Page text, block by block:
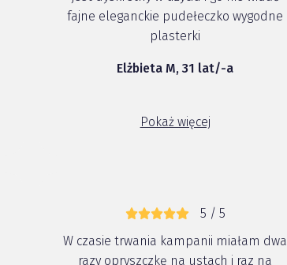
fajne eleganckie pudełeczko wygodne
plasterki
Elżbieta M, 31 lat/-a
Pokaż więcej
5 / 5
W czasie trwania kampanii miałam dwa
razy opryszczkę na ustach i raz na